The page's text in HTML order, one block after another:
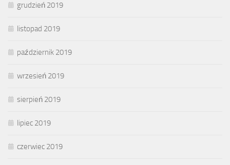
grudzień 2019
listopad 2019
październik 2019
wrzesień 2019
sierpień 2019
lipiec 2019
czerwiec 2019